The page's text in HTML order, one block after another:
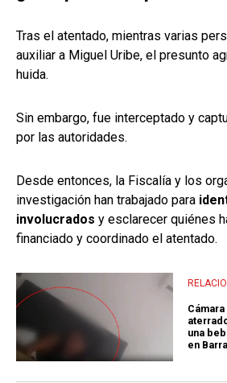
Tras el atentado, mientras varias
auxiliar a Miguel Uribe, el presunto
huida.
Sin embargo, fue interceptado y
por las autoridades.
Desde entonces, la Fiscalía y los
investigación han trabajado para
involucrados y esclarecer quiénes
financiado y coordinado el atentado.
una
en